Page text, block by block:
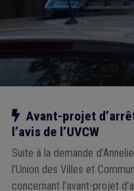
Notre action
Avant-projet
l’avis de l’UVCW
Suite à la demande
l’Union des Villes et
concernant l’avant-projet